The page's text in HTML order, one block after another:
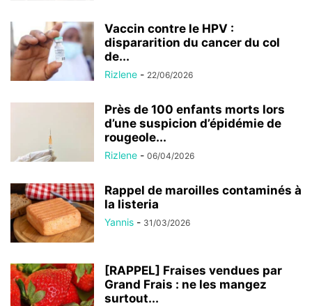
Vaccin contre le HPV :
dispararition du cancer du col
de...
Rizlene - 22/06/2026
Près de 100 enfants morts lors
d’une suspicion d’épidémie de
rougeole...
Rizlene - 06/04/2026
Rappel de maroilles contaminés à
la listeria
Yannis - 31/03/2026
[RAPPEL] Fraises vendues par
Grand Frais : ne les mangez
surtout...